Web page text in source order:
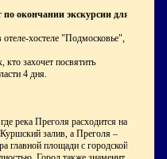
окончании экскурсии для
хостеле "Подмосковье",
захочет посвятить
4 дня.
река Преголя расходится на
залив, а Преголя –
главной площади с городской